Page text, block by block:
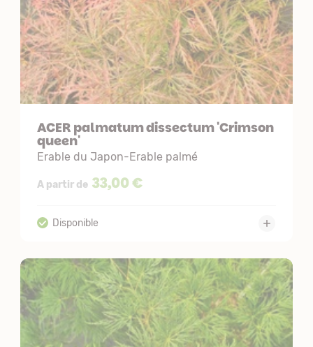
ACER palmatum dissectum 'Crimson
queen'
Erable du Japon-Erable palmé
A partir de 33,00 €